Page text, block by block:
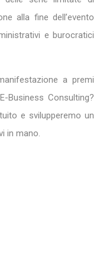
alla fine dell’evento
e burocratici
a premi
Business Consulting?
e svilupperemo un
in mano.